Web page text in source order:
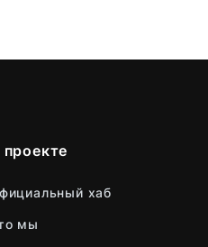
хаб
мы